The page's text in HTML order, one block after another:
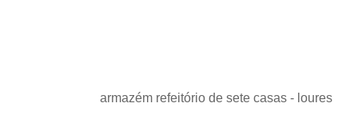
armazém refeitório de sete casas - loures